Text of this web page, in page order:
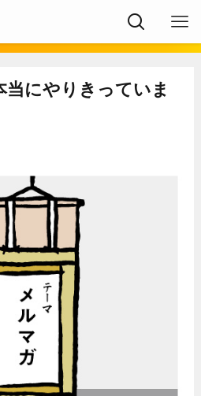
当にやりきっていま